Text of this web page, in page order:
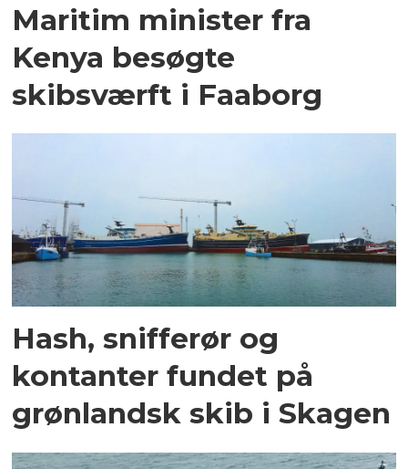
Maritim minister fra
Kenya besøgte
skibsværft i Faaborg
Hash, snifferør og
kontanter fundet på
grønlandsk skib i Skagen